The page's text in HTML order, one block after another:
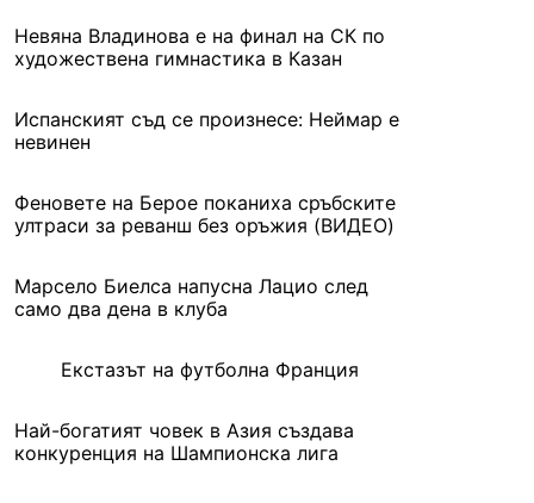
Невяна Владинова е на финал на СК по
художествена гимнастика в Казан
Испанският съд се произнесе: Неймар е
невинен
Феновете на Берое поканиха сръбските
ултраси за реванш без оръжия (ВИДЕО)
Марсело Биелса напусна Лацио след
само два дена в клуба
Екстазът на футболна Франция
Най-богатият човек в Азия създава
конкуренция на Шампионска лига